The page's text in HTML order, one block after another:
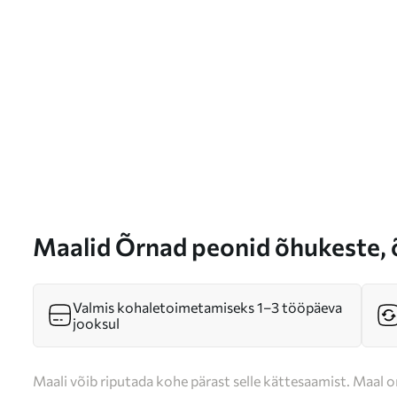
Maalid Õrnad peonid õhukeste,
kollaste lehtedega abstraktsel
Valmis kohaletoimetamiseks 1–3 tööpäeva
jooksul
Maali võib riputada kohe pärast selle kättesaamist. Maal